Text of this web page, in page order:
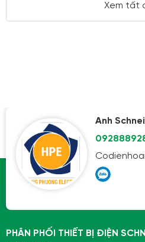
Xem tất
Anh
PHÂN PHỐI THIẾT BỊ ĐIỆN